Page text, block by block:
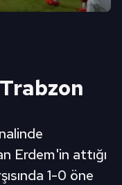
Erdem'in attığı
1-0 öne